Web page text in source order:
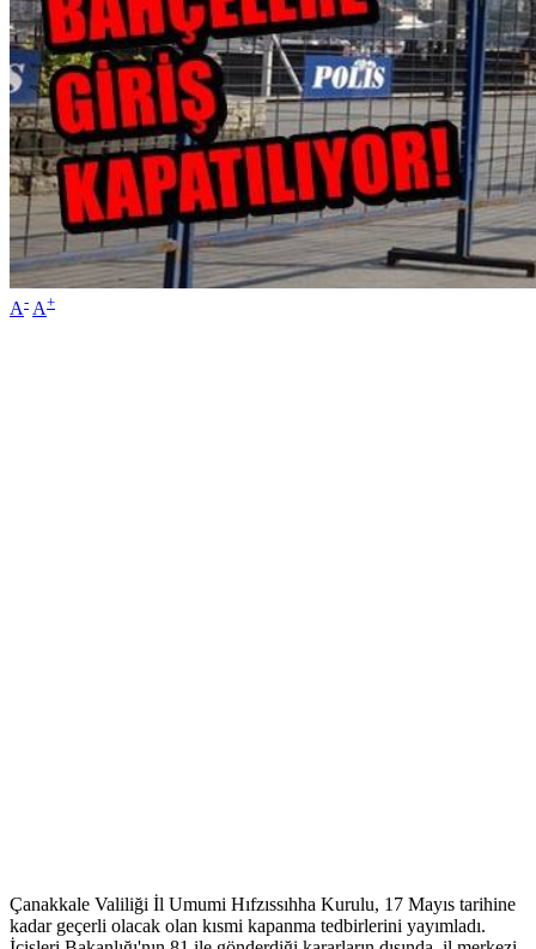
A- A+
Çanakkale Valiliği İl Umumi Hıfzıssıhha Kurulu, 17 Mayıs tarihine
kadar geçerli olacak olan kısmi kapanma tedbirlerini yayımladı.